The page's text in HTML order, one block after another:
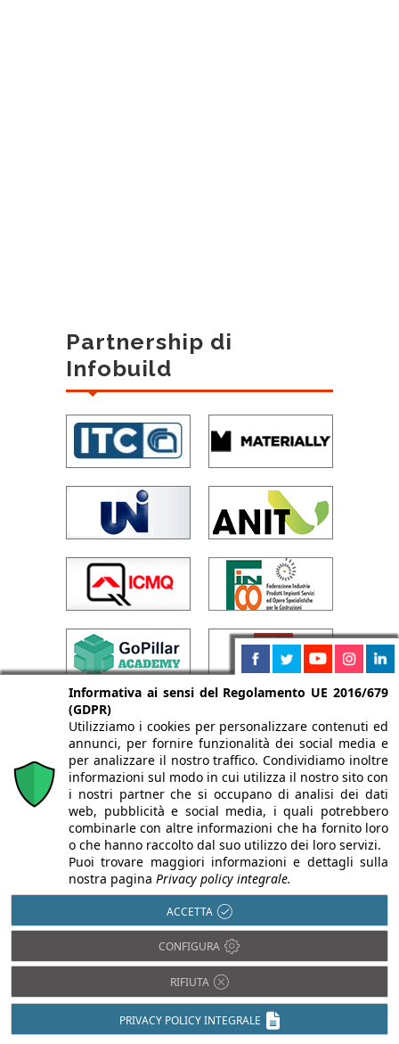
Partnership di
Infobuild
Informativa ai sensi del Regolamento UE 2016/679
(GDPR)
Utilizziamo i cookies per personalizzare contenuti ed
annunci, per fornire funzionalità dei social media e
per analizzare il nostro traffico. Condividiamo inoltre
informazioni sul modo in cui utilizza il nostro sito con
i nostri partner che si occupano di analisi dei dati
web, pubblicità e social media, i quali potrebbero
combinarle con altre informazioni che ha fornito loro
o che hanno raccolto dal suo utilizzo dei loro servizi.
Puoi trovare maggiori informazioni e dettagli sulla
nostra pagina Privacy policy integrale.
ACCETTA
CONFIGURA
RIFIUTA
PRIVACY POLICY INTEGRALE